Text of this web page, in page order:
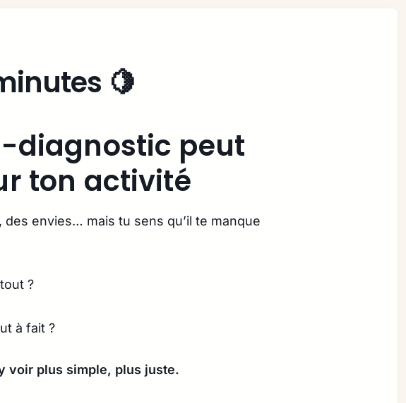
🍋
diagnostic peut
ton activité
envies… mais tu sens qu’il te manque
?
à fait ?
voir plus simple, plus juste.